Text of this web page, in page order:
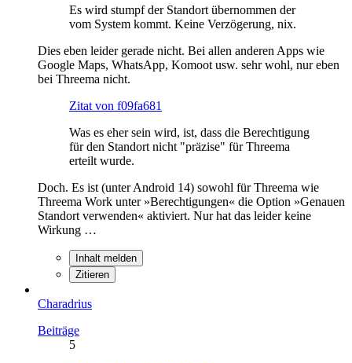
Es wird stumpf der Standort übernommen der
vom System kommt. Keine Verzögerung, nix.
Dies eben leider gerade nicht. Bei allen anderen Apps wie
Google Maps, WhatsApp, Komoot usw. sehr wohl, nur eben
bei Threema nicht.
Zitat von f09fa681
Was es eher sein wird, ist, dass die Berechtigung
für den Standort nicht "präzise" für Threema
erteilt wurde.
Doch. Es ist (unter Android 14) sowohl für Threema wie
Threema Work unter »Berechtigungen« die Option »Genauen
Standort verwenden« aktiviert. Nur hat das leider keine
Wirkung …
Inhalt melden
Zitieren
Charadrius
Beiträge
5